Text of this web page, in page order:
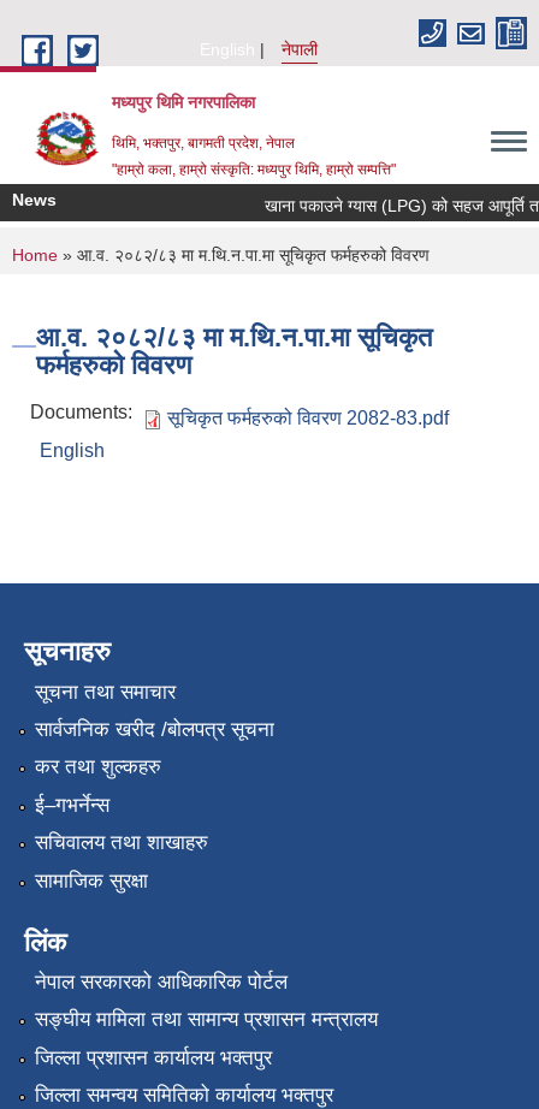
English
नेपाली
मध्यपुर थिमि नगरपालिका
थिमि, भक्तपुर, बागमती प्रदेश, नेपाल
"हाम्रो कला, हाम्रो संस्कृति: मध्यपुर थिमि, हाम्रो सम्पत्ति"
News खाना पकाउने ग्यास (LPG) को सहज आपूर्ति
You are here
Home » आ.व. २०८२/८३ मा म.थि.न.पा.मा सूचिकृत फर्महरुको विवरण
आ.व. २०८२/८३ मा म.थि.न.पा.मा सूचिकृत
फर्महरुको विवरण
Documents:
सूचिकृत फर्महरुको विवरण 2082-83.pdf
English
सूचनाहरु
सूचना तथा समाचार
सार्वजनिक खरीद /बोलपत्र सूचना
कर तथा शुल्कहरु
ई–गभर्नेन्स
सचिवालय तथा शाखाहरु
सामाजिक सुरक्षा
लिंक
नेपाल सरकारको आधिकारिक पोर्टल
सङ्‍घीय मामिला तथा सामान्य प्रशासन मन्त्रालय
जिल्ला प्रशासन कार्यालय भक्तपुर
जिल्ला समन्वय समितिको कार्यालय भक्तपुर